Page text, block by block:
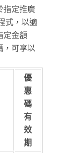
指定推廣
式，以適
定金額
，可享以
優
惠
碼
有
效
期